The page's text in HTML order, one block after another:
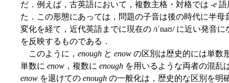
だ．例えば，古英語において，複数主格・対格では -e 語
た．この形態にあっては，問題の子音は後の時代に半
変化を経て，近代英語までに現在の /ɪˈnaʊ/ に近い発音
を反映するものである．
このように， enough と enow の区別は歴史的には単数
単数に enow ，複数に enough を用いるような両者の混乱
enow を退けての enough の一般化は，歴史的な区別を明